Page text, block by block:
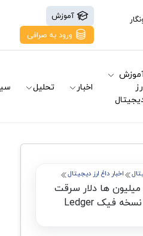
آموزش
ورود به صرافی
اخبار تحلیل
اخبار داغ ارز دیجیتال
ها دلار سرقت
کرد - کاربران قربانی نسخه فیک Ledger